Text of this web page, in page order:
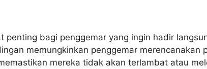
penting bagi penggemar yang ingin hadir
memungkinkan penggemar merencanakan
mereka tidak akan terlambat atau